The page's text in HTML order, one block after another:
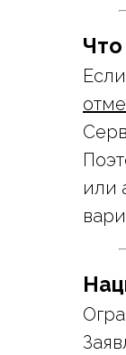
или